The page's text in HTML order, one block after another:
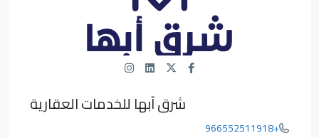
شرق آبها للخدمات العقارية
+966552511918